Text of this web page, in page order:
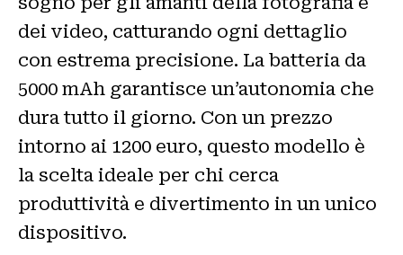
dei video, catturando ogni dettaglio
con estrema precisione. La batteria da
5000 mAh garantisce un’autonomia che
dura tutto il giorno. Con un prezzo
intorno ai 1200 euro, questo modello è
la scelta ideale per chi cerca
produttività e divertimento in un unico
dispositivo.